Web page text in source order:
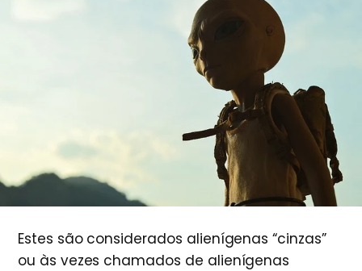
Estes são considerados alienígenas “cinzas”
ou às vezes chamados de alienígenas